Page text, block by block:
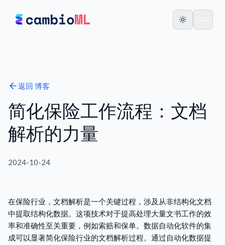
返回 博客
简化保险工作流程：文档
解析的力量
2024-10-24
在保险行业，文档解析是一个关键过程，涉及从非结构化文档
中提取结构化数据。这项技术对于提高处理大量文书工作的效
率和准确性至关重要，例如索赔和保单。数据自动化软件的集
成可以显著简化保险行业的文档解析过程。通过自动化数据提